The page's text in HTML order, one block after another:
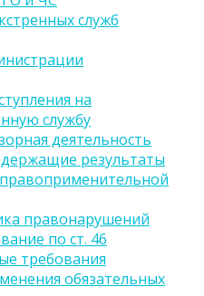
служб
на
службу
деятельность
результаты
правонарушений
по ст. 46
требования
обязательных